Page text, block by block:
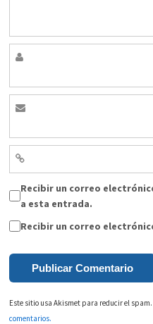
Recibir un correo
a esta entrada.
Recibir un correo
Este sitio usa Akismet para reducir el
comentarios.